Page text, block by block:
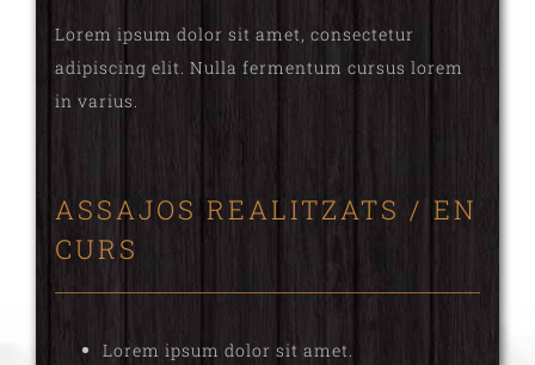
Lorem ipsum dolor sit amet, consectetur
adipiscing elit. Nulla fermentum cursus lorem
in varius.
ASSAJOS REALITZATS / EN
CURS
Lorem ipsum dolor sit amet.